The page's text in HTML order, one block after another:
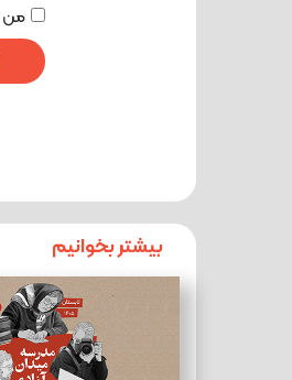
من
بیشتر بخوانیم